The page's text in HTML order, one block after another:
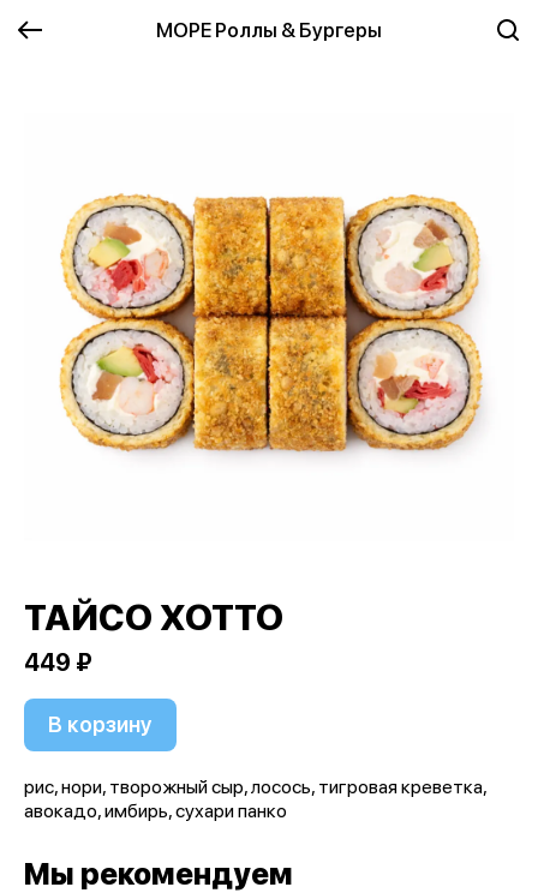
МОРЕ Роллы & Бургеры
ТАЙСО ХОТТО
449 ₽
В корзину
рис, нори, творожный сыр, лосось, тигровая креветка,
авокадо, имбирь, сухари панко
Мы рекомендуем